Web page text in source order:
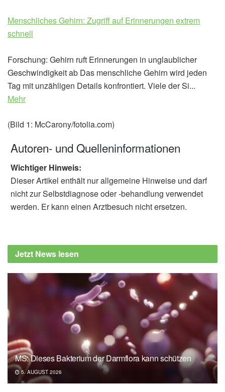
Menschliches Gehirn: Zugriff auf Erinnerungen extrem
schnell
Forschung: Gehirn ruft Erinnerungen in unglaublicher
Geschwindigkeit ab Das menschliche Gehirn wird jeden
Tag mit unzähligen Details konfrontiert. Viele der Si...
Mehr
(Bild 1: McCarony/fotolia.com)
Autoren- und Quelleninformationen
Wichtiger Hinweis:
Dieser Artikel enthält nur allgemeine Hinweise und darf
nicht zur Selbstdiagnose oder -behandlung verwendet
werden. Er kann einen Arztbesuch nicht ersetzen.
Jetzt News lesen
MS: Dieses Bakterium der Darmflora kann schützen
5. AUGUST 2026